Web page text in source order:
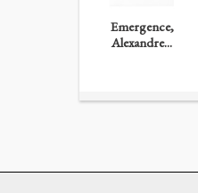
Emergence,
Alexandre...